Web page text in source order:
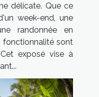
délicate. Que ce
week-end, une
randonnée en
sont
exposé vise à